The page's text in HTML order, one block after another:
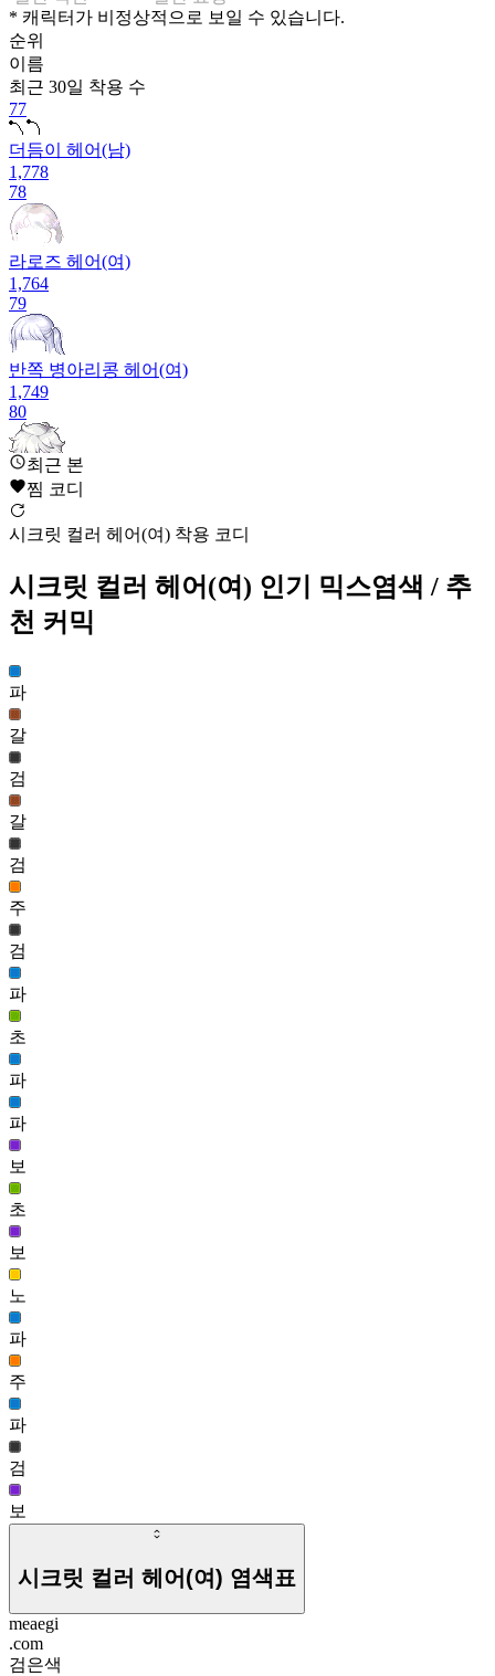
* 캐릭터가 비정상적으로 보일 수 있습니다.
순위
이름
최근 30일 착용 수
77
더듬이 헤어(남)
1,778
78
라로즈 헤어(여)
1,764
79
반쪽 병아리콩 헤어(여)
1,749
80
달시 헤어(남)
1,747
81
1,692
82
엘피네 헤어(여)
1,682
83
시크릿 컬러 헤어(여)
1,658
84
포숑 헤어(남)
1,643
85
시크릿 보브 헤어(여)
1,638
86
사일런스 헤어(남)
1,626
87
흑발 데이즈 헤어(여)
1,621
88
수호 헤어(남)
1,607
89
포춘 헤어(남)
1,601
최근 본
찜 코디
시크릿 컬러 헤어(여) 착용 코디
시크릿 컬러 헤어(여) 인기 믹스염색 / 추
천 커믹
파
갈
검
갈
검
주
검
파
초
파
파
보
초
보
노
파
주
파
검
보
시크릿 컬러 헤어(여) 염색표
meaegi
.com
검은색